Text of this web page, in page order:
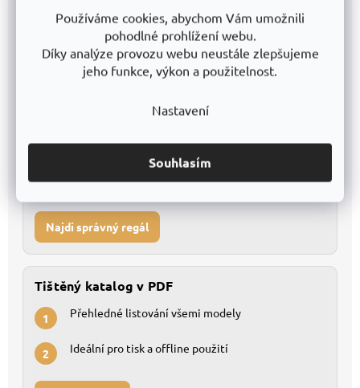
Používáme cookies, abychom Vám umožnili
pohodlné prohlížení webu.
Díky analýze provozu webu neustále zlepšujeme
jeho funkce, výkon a použitelnost.
Nastavení
Souhlasím
Kompletní databáze pro detailní porovnání
2 Snadné filtrování a vlastní úpravy
Konfigurátor regálů
Najdi správný regál
Tištěný katalog v PDF
1 Přehledné listování všemi modely
2 Ideální pro tisk a offline použití